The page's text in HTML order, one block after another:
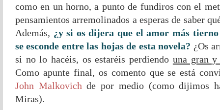
como en un horno, a punto de fundiros con el
pensamientos arremolinados a esperas de saber
Además, ¿y si os dijera que el amor más
se esconde entre las hojas de esta novela? ¿Os
si no lo hacéis, os estaréis perdiendo una gran
Como apunte final, os comento que se está
John Malkovich de por medio (como dijimos
Miras).